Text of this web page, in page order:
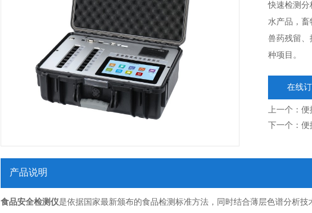
快速检测分
水产品，畜
兽药残留、
种项目。
在线
上一个： 便
下一个： 便
产品说明
食品安全检测仪是依据国家最新颁布的食品检测标准方法，同时结合薄层色谱分析